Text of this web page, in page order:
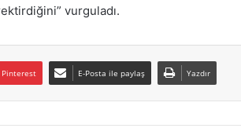
vurguladı.
Pinterest E-Posta ile paylaş Yazdır